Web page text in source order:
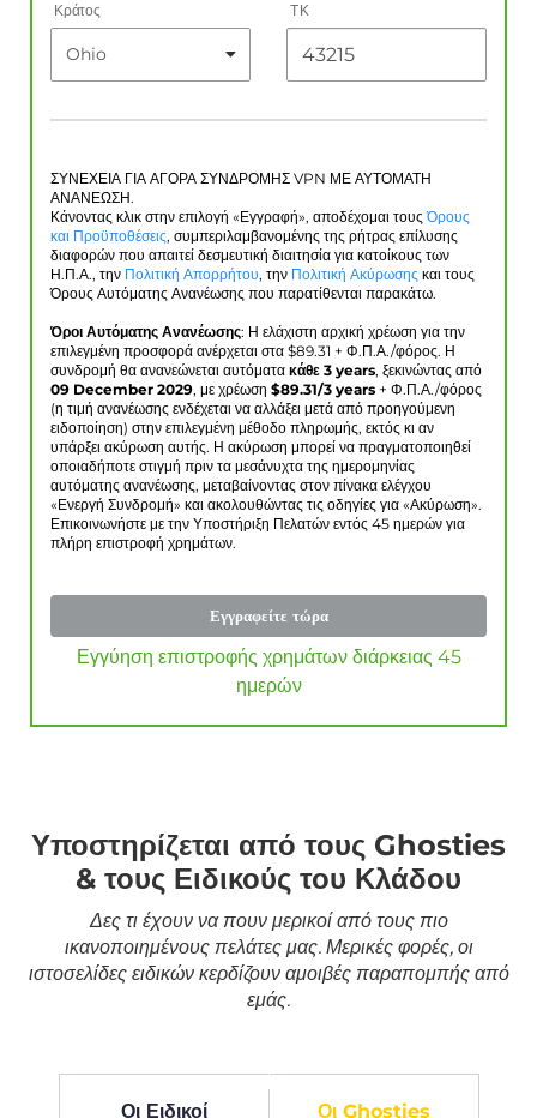
Κράτος ΤΚ
ΣΥΝΕΧΕΙΑ ΓΙΑ ΑΓΟΡΑ ΣΥΝΔΡΟΜΗΣ VPN ΜΕ ΑΥΤΟΜΑΤΗ
ΑΝΑΝΕΩΣΗ.
Κάνοντας κλικ στην επιλογή «Εγγραφή», αποδέχομαι τουςΌρους
και Προϋποθέσεις, συμπεριλαμβανομένης της ρήτρας επίλυσης
διαφορών που απαιτεί δεσμευτική διαιτησία για κατοίκους των
Η.Π.Α., την Πολιτική Απορρήτου, την Πολιτική Ακύρωσης και τους
Όρους Αυτόματης Ανανέωσης που παρατίθενται παρακάτω.
Όροι Αυτόματης Ανανέωσης: Η ελάχιστη αρχική χρέωση για την
επιλεγμένη προσφορά ανέρχεται στα $89.31 + Φ.Π.Α./φόρος. Η
συνδρομή θα ανανεώνεται αυτόματα κάθε 3 years, ξεκινώντας από
09 December 2029, με χρέωση $89.31/3 years + Φ.Π.Α./φόρος
(η τιμή ανανέωσης ενδέχεται να αλλάξει μετά από προηγούμενη
ειδοποίηση) στην επιλεγμένη μέθοδο πληρωμής, εκτός κι αν
υπάρξει ακύρωση αυτής. Η ακύρωση μπορεί να πραγματοποιηθεί
οποιαδήποτε στιγμή πριν τα μεσάνυχτα της ημερομηνίας
αυτόματης ανανέωσης, μεταβαίνοντας στον πίνακα ελέγχου
«Ενεργή Συνδρομή» και ακολουθώντας τις οδηγίες για «Ακύρωση».
Επικοινωνήστε με την Υποστήριξη Πελατών εντός 45 ημερών για
πλήρη επιστροφή χρημάτων.
Εγγραφείτε τώρα
Εγγύηση επιστροφής χρημάτων διάρκειας 45
ημερών
Υποστηρίζεται από τους Ghosties
& τους Ειδικούς του Κλάδου
Δες τι έχουν να πουν μερικοί από τους πιο
ικανοποιημένους πελάτες μας. Μερικές φορές, οι
ιστοσελίδες ειδικών κερδίζουν αμοιβές παραπομπής από
εμάς.
Οι Ειδικοί Οι Ghosties